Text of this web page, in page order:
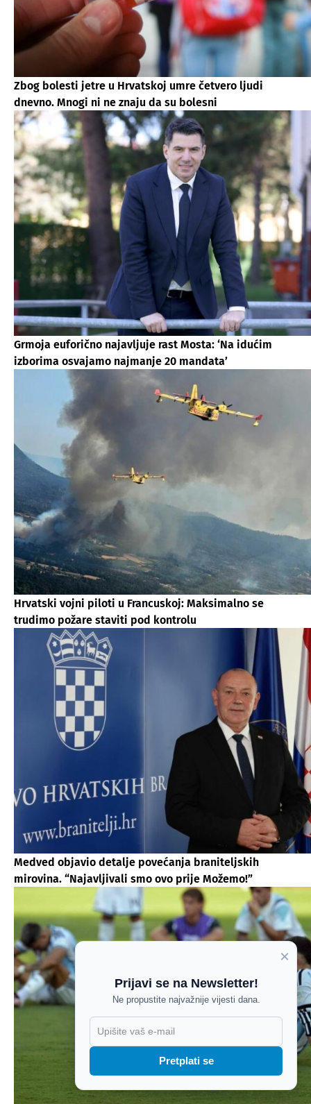
Zbog bolesti jetre u Hrvatskoj umre četvero ljudi
dnevno. Mnogi ni ne znaju da su bolesni
Grmoja euforično najavljuje rast Mosta: ‘Na idućim
izborima osvajamo najmanje 20 mandata’
Hrvatski vojni piloti u Francuskoj: Maksimalno se
trudimo požare staviti pod kontrolu
Medved objavio detalje povećanja braniteljskih
mirovina. “Najavljivali smo ovo prije Možemo!”
×
Prijavi se na Newsletter!
Ne propustite najvažnije vijesti dana.
Pretplati se